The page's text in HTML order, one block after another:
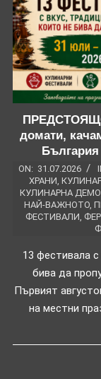
ПРЕДСТОЯЩО
домати,
България
ON: 31.07.2026
ХРАНИ
КУЛИНАРНА
НАЙ-ВАЖНОТО,
ФЕСТИВАЛИ
13 фестивала
бива да
Първият
на местни